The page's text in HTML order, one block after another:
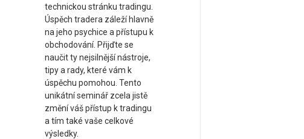
technickou stránku tradingu.
Úspěch tradera záleží hlavně
na jeho psychice a přístupu k
obchodování. Přijďte se
naučit ty nejsilnější nástroje,
tipy a rady, které vám k
úspěchu pomohou. Tento
unikátní seminář zcela jistě
změní váš přístup k tradingu
a tím také vaše celkové
výsledky.